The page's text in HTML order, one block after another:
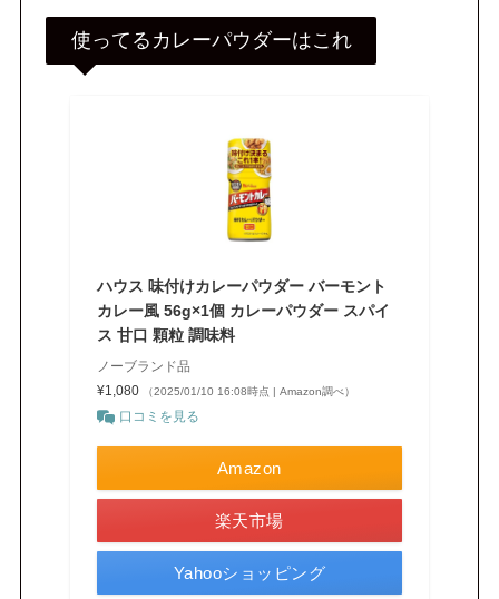
使ってるカレーパウダーはこれ
ハウス 味付けカレーパウダー バーモント
カレー風 56g×1個 カレーパウダー スパイ
ス 甘口 顆粒 調味料
ノーブランド品
¥1,080
（2025/01/10 16:08時点 | Amazon調べ）
口コミを見る
Amazon
楽天市場
Yahooショッピング